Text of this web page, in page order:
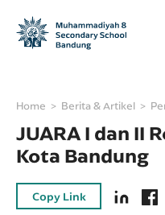
Home Berita & Artikel
JUARA I dan II
Kota Bandung
Copy Link